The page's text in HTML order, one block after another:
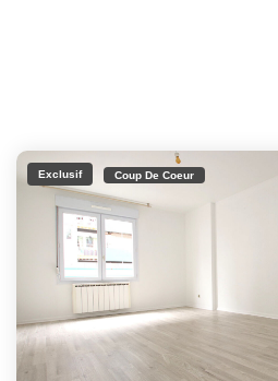
Exclusif Coup De Coeur